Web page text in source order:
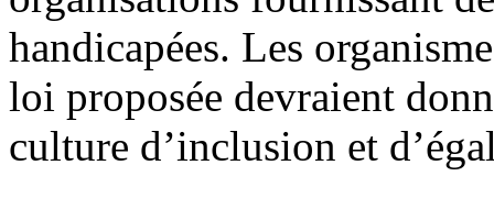
handicapées. Les
loi proposée devraient
culture d’inclusion et